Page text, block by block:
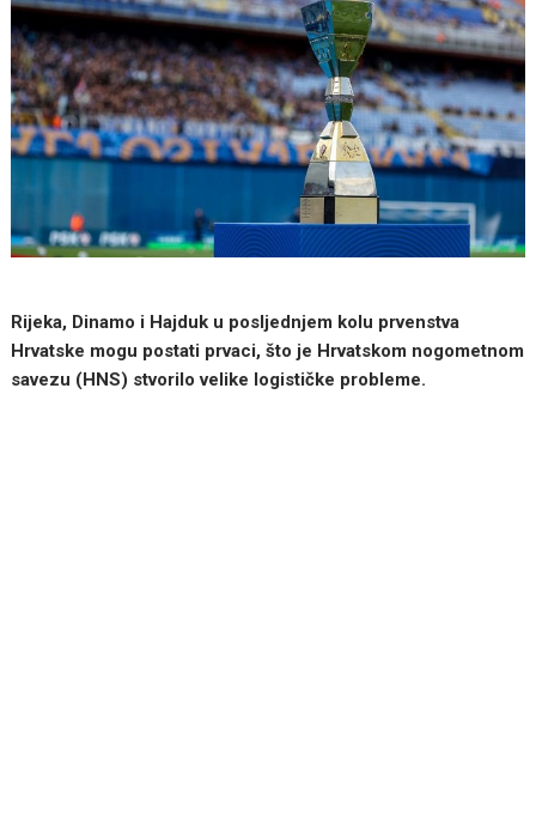
Rijeka, Dinamo i Hajduk u posljednjem kolu prvenstva
Hrvatske mogu postati prvaci, što je Hrvatskom nogometnom
savezu (HNS) stvorilo velike logističke probleme.